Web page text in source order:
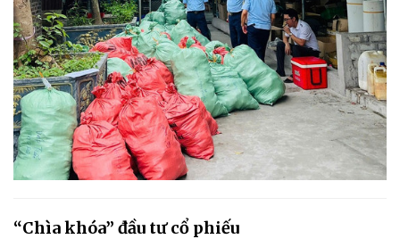
“Chìa khóa” đầu tư cổ phiếu